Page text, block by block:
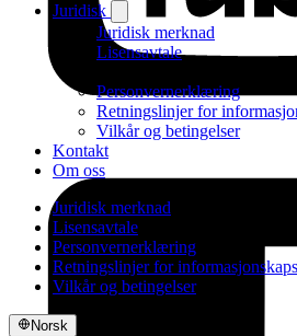
Juridisk
Juridisk merknad
Lisensavtale
Personvernerklæring
Retningslinjer for
Vilkår og betingelser
Kontakt
Om oss
Juridisk merknad
Lisensavtale
Personvernerklæring
Retningslinjer for
Vilkår og betingelser
Norsk